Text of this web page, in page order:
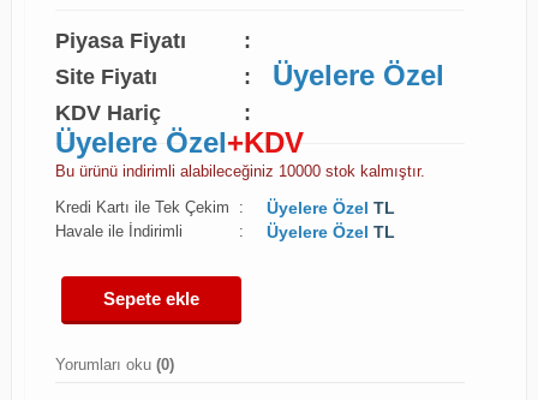
Piyasa Fiyatı
:
Site Fiyatı
: Üyelere Özel
KDV Hariç :
Üyelere Özel+KDV
Bu ürünü indirimli alabileceğiniz 10000 stok kalmıştır.
Kredi Kartı ile Tek Çekim
: Üyelere Özel TL
Havale ile İndirimli : Üyelere Özel TL
Sepete ekle
Yorumları oku (0)